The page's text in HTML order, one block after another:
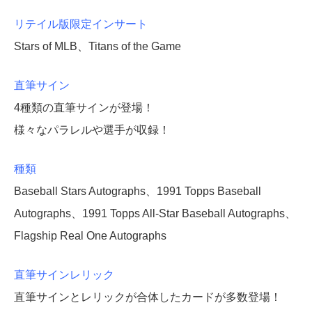
リテイル版限定インサート
Stars of MLB、Titans of the Game
直筆サイン
4種類の直筆サインが登場！
様々なパラレルや選手が収録！
種類
Baseball Stars Autographs、1991 Topps Baseball
Autographs、1991 Topps All-Star Baseball Autographs、
Flagship Real One Autographs
直筆サインレリック
直筆サインとレリックが合体したカードが多数登場！